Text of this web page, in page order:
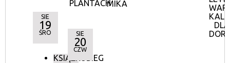
PLANTACHMIKA
DLA
SIE
19
ŚRO
KSIĄŻKOBIEG
SIE
20
CZW